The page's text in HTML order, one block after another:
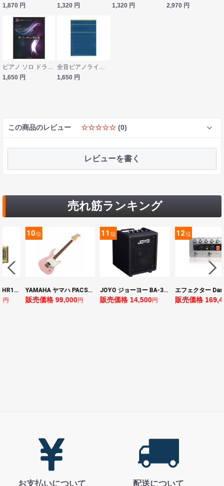
1,870 円 1,320 円 1,320 円 2,970 円
1,650 円
1,650 円
この商品のレビュー ☆☆☆☆☆ (0)
レビューを書く
売れ筋ランキング
YAMAHA ヤマハ PACS+12 ASP Pacifica Standard Plus パシフィカスタンダードプラス エレキギター
価格 99,000円
11位
JOYO ジョーヨー BA-30 VIBE CUBE BLK 30W 小型ベースアンプ Bluetooth+OTGオーディオI/F搭載
販売価格 14,500円
12位
エフェクター Darkglass Electronics Anagram ベースエフェクター プリアンプ ダークグラス アナグラム
販売価格 169,400円 販
お支払いについて 配送について